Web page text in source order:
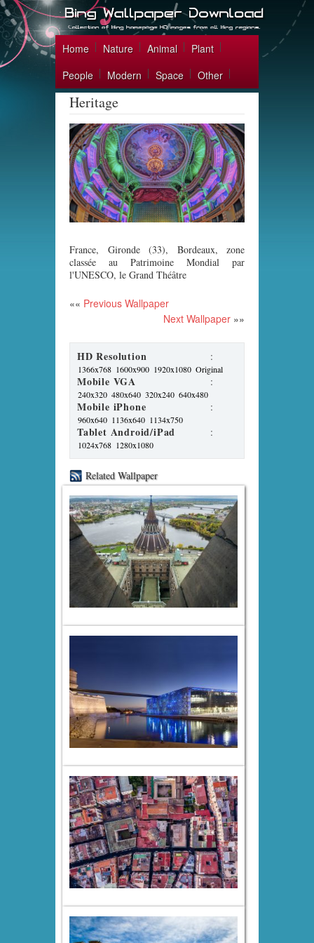
Home Nature Animal
Plant
People
Modern Space Other
Heritage
France, Gironde (33), Bordeaux, zone
classée au Patrimoine Mondial par
l'UNESCO, le Grand Théâtre
«« Previous Wallpaper
Next Wallpaper »»
HD Resolution :
1366x768 1600x900 1920x1080 Original
Mobile VGA :
240x320 480x640 320x240 640x480
Mobile iPhone :
960x640 1136x640 1134x750
Tablet Android/iPad :
1024x768 1280x1080
Related Wallpaper